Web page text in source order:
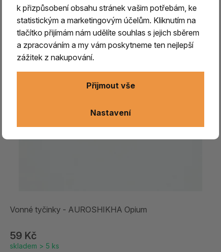
Vonné tyčinky - AUROSHIKHA Opium
59 Kč
skladem > 5 ks
k přizpůsobení obsahu stránek vašim potřebám, ke
statistickým a marketingovým účelům. Kliknutím na
tlačítko přijímám nám udělíte souhlas s jejich sběrem
a zpracováním a my vám poskytneme ten nejlepší
zážitek z nakupování.
Nastavení
Přijmout vše